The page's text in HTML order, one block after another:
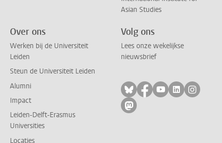
Asian Studies
Over ons
Werken bij de Universiteit
Leiden
Steun de Universiteit Leiden
Alumni
Impact
Leiden-Delft-Erasmus
Universities
Locaties
Volg ons
Lees onze wekelijkse
nieuwsbrief
Volg ons op bluesky
Volg ons op
Volg ons op
Volg ons
Volg
Volg ons op mastodon